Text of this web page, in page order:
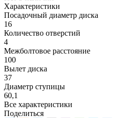
Характеристики
Посадочный диаметр диска
16
Количество отверстий
4
Межболтовое расстояние
100
Вылет диска
37
Диаметр ступицы
60,1
Все характеристики
Поделиться